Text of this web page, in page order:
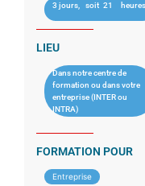
3 jours, soit 21 heures
LIEU
Dans notre centre de
formation ou dans votre
entreprise (INTER ou
INTRA)
FORMATION POUR
Entreprise